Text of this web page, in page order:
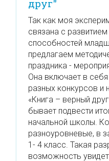
друг"
Так как моя
связана с
способностей
предлагаем
праздника -
Она включает в
разных конкурсов и
«Книга – верный
бывает подвести
начальной школы.
разноуровневые, в
1- 4 класс. Такая
возможность